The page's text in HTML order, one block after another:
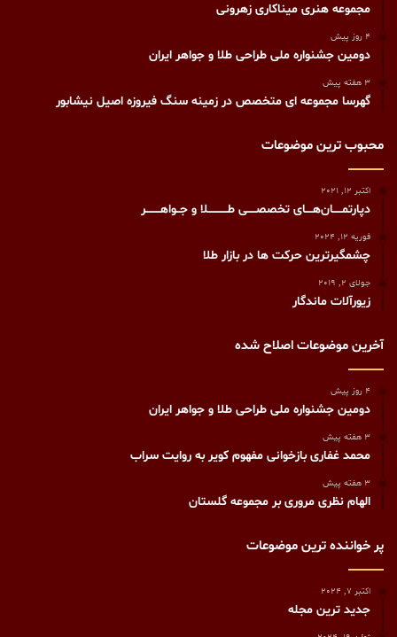
مجموعه هنری میناکاری زهرونی
4 روز پیش
دومین جشنواره ملی طراحی طلا و جواهر ایران
3 هفته پیش
گهرسا مجموعه ای متخصص در زمینه سنگ فیروزه اصیل نیشابور
محبوب ترین موضوعات
اکتبر 12, 2021
دپارتمـــــان‌هــــای تخصصـــــی طـــــــــــلا و جــواهــــــــر
فوریه 12, 2024
چشمگیرترین حرکت ها در بازار طلا
جولای 2, 2019
زیورآلات ماندگار
آخرین موضوعات اصلاح شده
4 روز پیش
دومین جشنواره ملی طراحی طلا و جواهر ایران
3 هفته پیش
محمد غفاری بازخوانی مفهوم کویر به روایت سراب
3 هفته پیش
الهام نظری مروری بر مجموعه گلستان
پر خواننده ترین موضوعات
اکتبر 7, 2024
جدید ترین مجله